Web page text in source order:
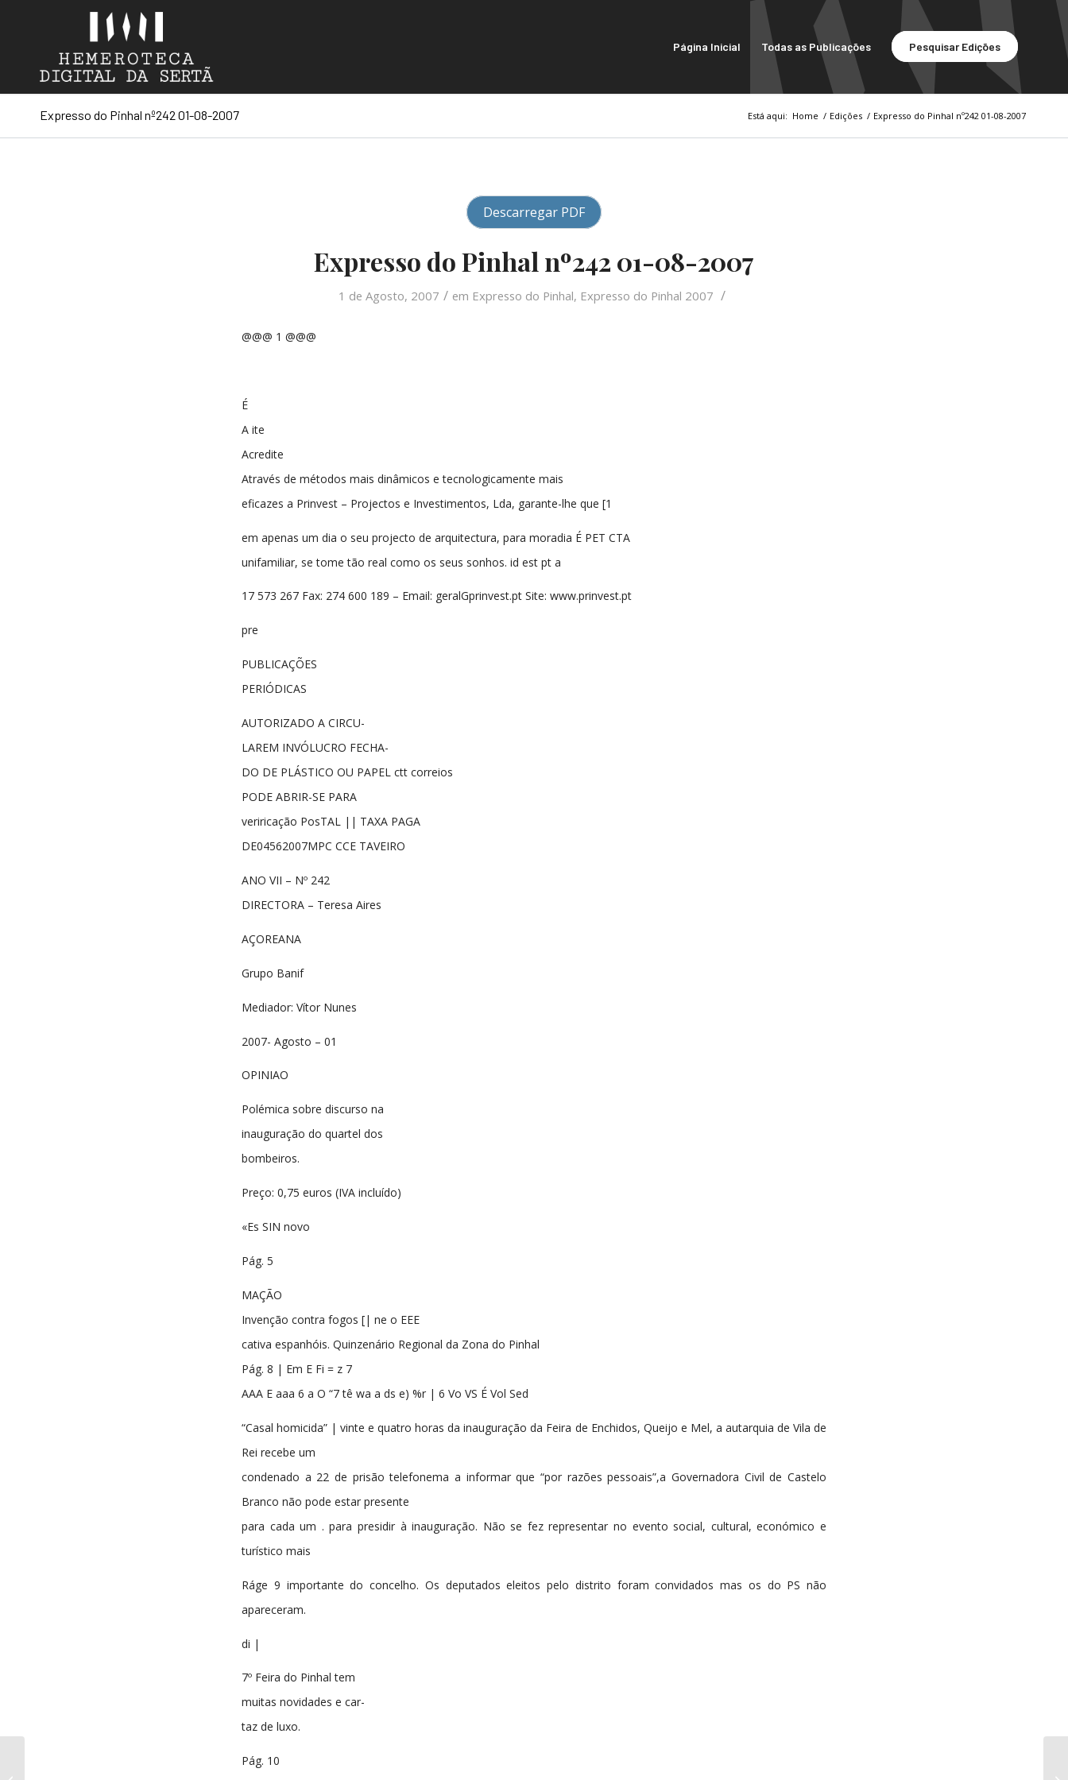
Página Inicial Todas as Publicações Pesquisar Edições
Expresso do Pinhal nº242 01-08-2007 Está aqui: Home / Edições / Expresso do Pinhal nº242 01-08-2007
Descarregar PDF
Expresso do Pinhal nº242 01-08-2007
1 de Agosto, 2007 / em Expresso do Pinhal, Expresso do Pinhal 2007 /
@@@ 1 @@@
É
A ite
Acredite
Através de métodos mais dinâmicos e tecnologicamente mais
eficazes a Prinvest – Projectos e Investimentos, Lda, garante-lhe que [1
em apenas um dia o seu projecto de arquitectura, para moradia É PET CTA
unifamiliar, se tome tão real como os seus sonhos. id est pt a
17 573 267 Fax: 274 600 189 – Email: geralGprinvest.pt Site: www.prinvest.pt
pre
PUBLICAÇÕES
PERIÓDICAS
AUTORIZADO A CIRCU-
LAREM INVÓLUCRO FECHA-
DO DE PLÁSTICO OU PAPEL ctt correios
PODE ABRIR-SE PARA
veriricação PosTAL || TAXA PAGA
DE04562007MPC CCE TAVEIRO
ANO VII – Nº 242
DIRECTORA – Teresa Aires
AÇOREANA
Grupo Banif
Mediador: Vítor Nunes
2007- Agosto – 01
OPINIAO
Polémica sobre discurso na
inauguração do quartel dos
bombeiros.
Preço: 0,75 euros (IVA incluído)
«Es SIN novo
Pág. 5
MAÇÃO
Invenção contra fogos [| ne o EEE
cativa espanhóis. Quinzenário Regional da Zona do Pinhal
Pág. 8 | Em E Fi = z 7
AAA E aaa 6 a O “7 tê wa a ds e) %r | 6 Vo VS É Vol Sed
“Casal homicida” | vinte e quatro horas da inauguração da Feira de Enchidos, Queijo e Mel, a autarquia de Vila de
Rei recebe um
condenado a 22 de prisão telefonema a informar que “por razões pessoais”,a Governadora Civil de Castelo
Branco não pode estar presente
para cada um . para presidir à inauguração. Não se fez representar no evento social, cultural, económico e
turístico mais
Ráge 9 importante do concelho. Os deputados eleitos pelo distrito foram convidados mas os do PS não
apareceram.
di |
7º Feira do Pinhal tem
muitas novidades e car-
taz de luxo.
Pág. 10